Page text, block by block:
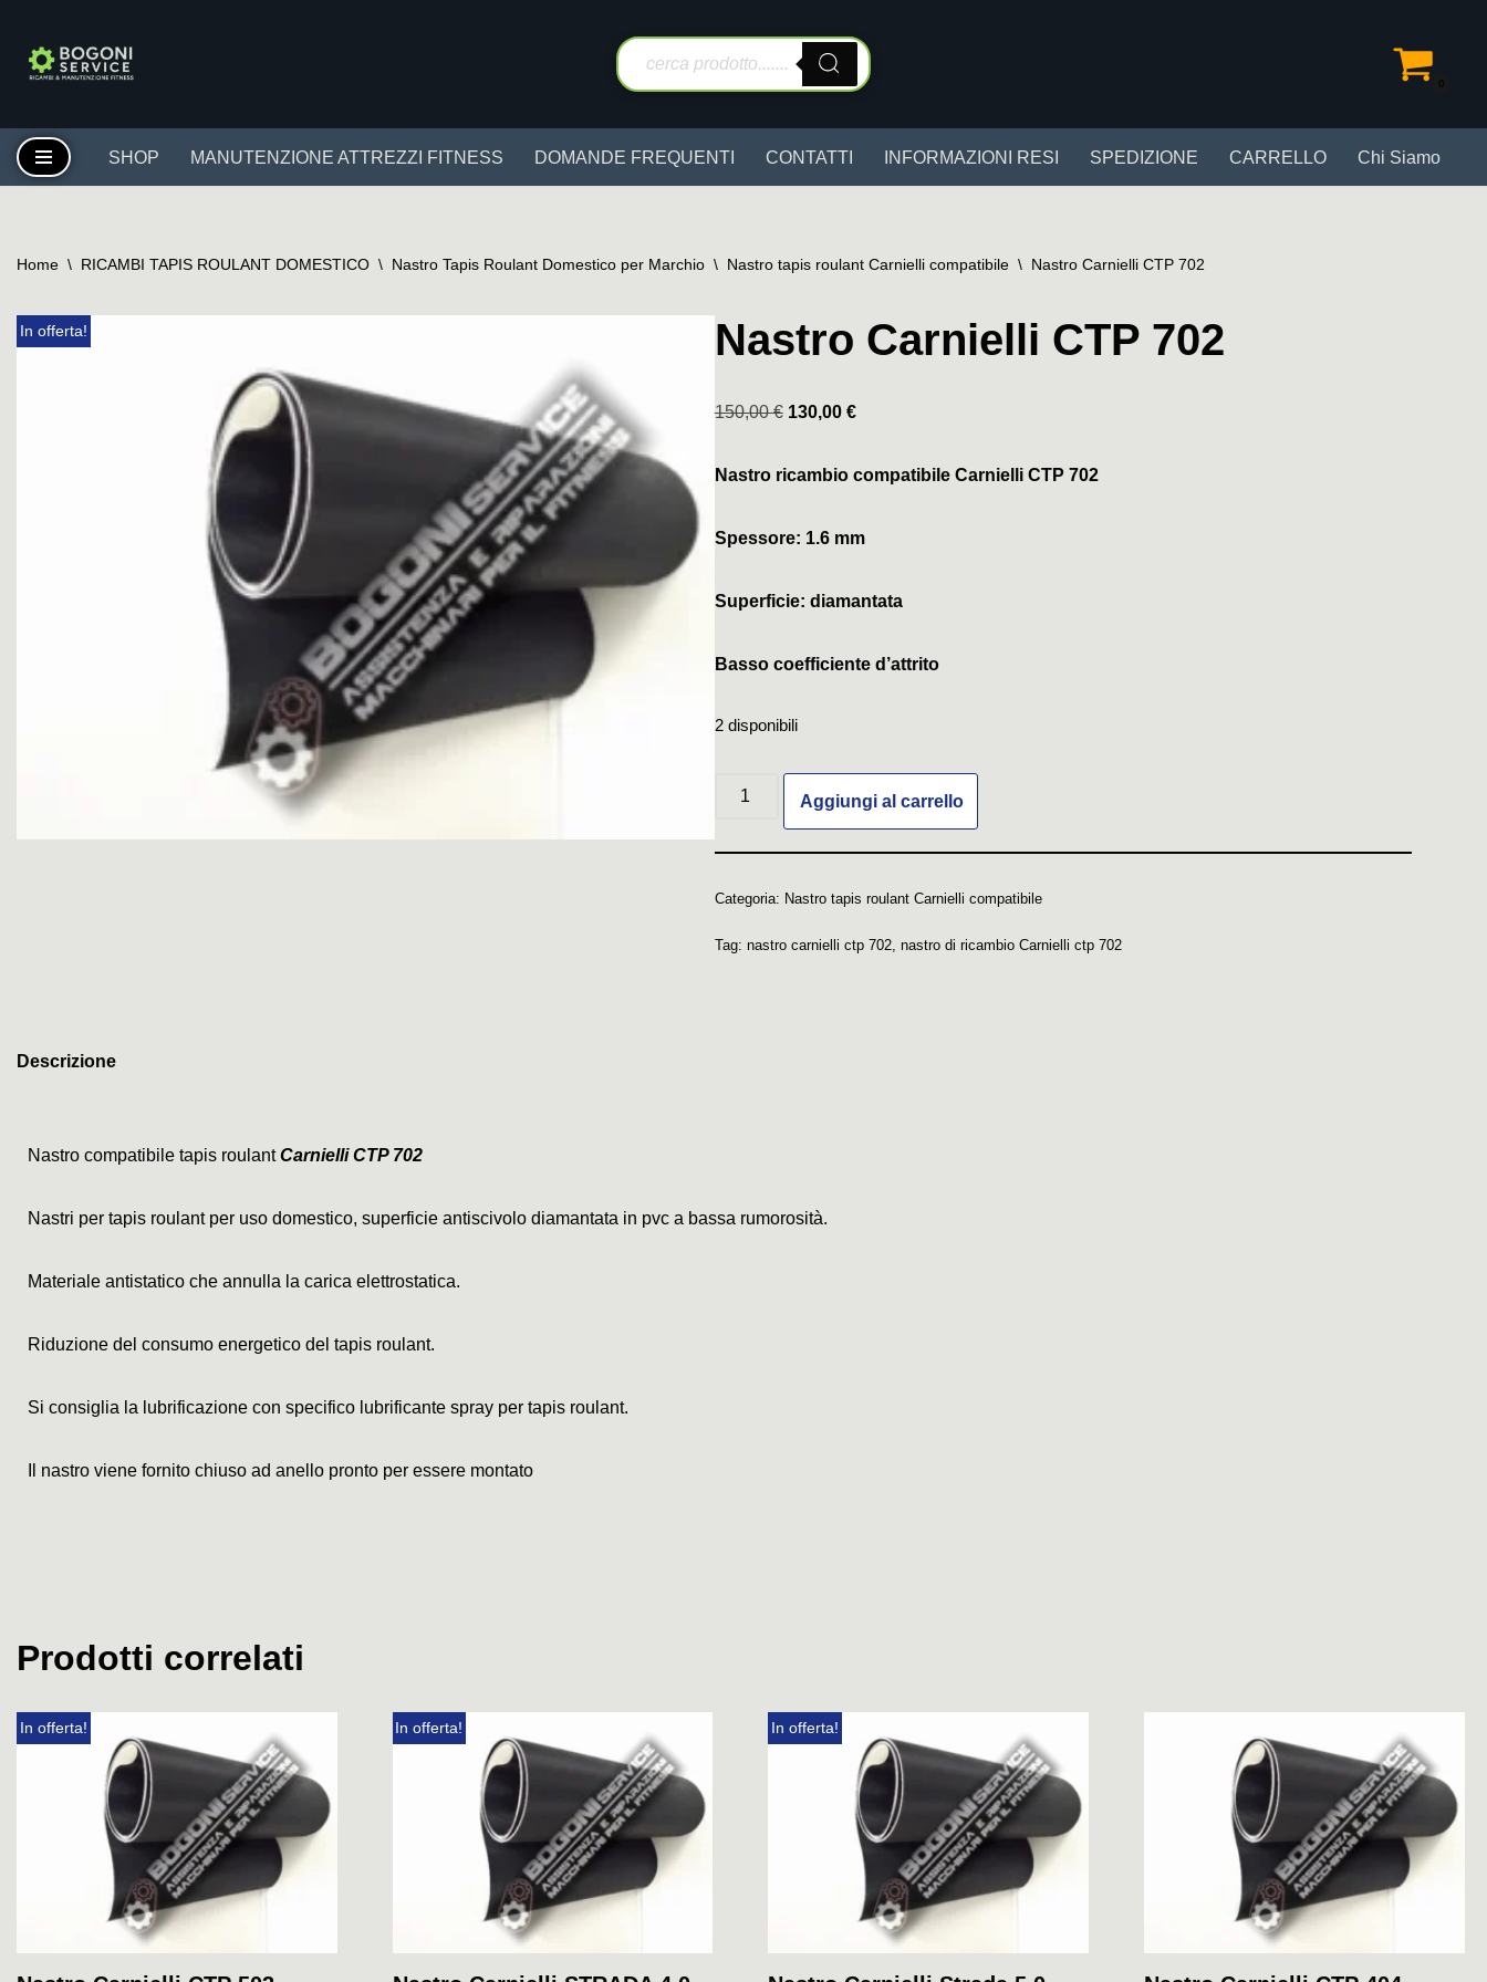
Vai
SHOP MANUTENZIONE ATTREZZI FITNESS DOMANDE FREQUENTI CONTATTI INFORMAZIONI RESI SPEDIZIONE CARRELLO Chi Siamo
Home \ RICAMBI TAPIS ROULANT DOMESTICO \ Nastro Tapis Roulant Domestico per Marchio \ Nastro tapis roulant Carnielli compatibile \ Nastro Carnielli CTP 702
In offerta! Nastro Carnielli CTP 702
150,00€ 130,00 €
Nastro ricambio compatibile Carnielli CTP 702
Spessore: 1.6 mm
Superficie: diamantata
Basso coefficiente d’attrito
2 disponibili
Aggiungi al carrello
Categoria: Nastro tapis roulant Carnielli compatibile
Tag: nastro carnielli ctp 702, nastro di ricambio Carnielli ctp 702
Descrizione
Nastro compatibile tapis roulantCarnielli CTP 702
Nastri per tapis roulant per uso domestico, superficie antiscivolo diamantata in pvc a bassa rumorosità.
Materiale antistatico che annulla la carica elettrostatica.
Riduzione del consumo energetico del tapis roulant.
Si consiglia la lubrificazione con specifico lubrificante spray per tapis roulant.
Il nastro viene fornito chiuso ad anello pronto per essere montato
Prodotti correlati
In offerta! In offerta! In offerta!